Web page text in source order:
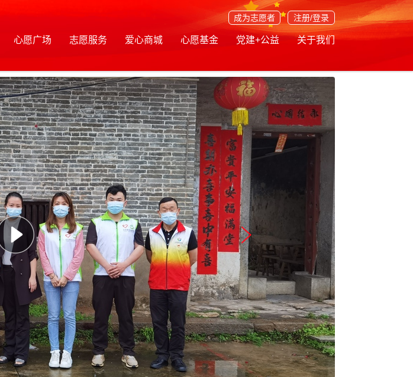
成为志愿者 注册/登录
心愿广场 志愿服务 爱心商城 心愿基金 党建+公益 关于我们